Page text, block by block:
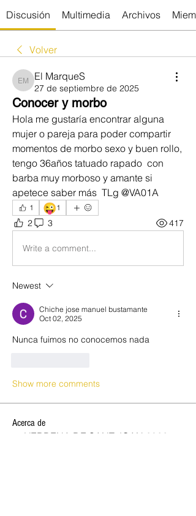
Discusión Multimedia Archivos
Volver
El MarqueS
El MarqueS
27 de septiembre de 2025
Conocer y morbo
Hola me gustaría encontrar alguna
mujer o pareja para poder compartir
momentos de morbo sexo y buen rollo,
tengo 36años tatuado rapado  con
barba muy morboso y amante si
apetece saber más  TLg @VA01A
1 😜1
2 3 417
Write a comment...
Newest
Chiche jose manuel bustamante
Oct 02, 2025
Nunca fuimos no conocemos nada
Show more comments
Acerca de
🔥 VERBENA DE SANT JOAN 2026,